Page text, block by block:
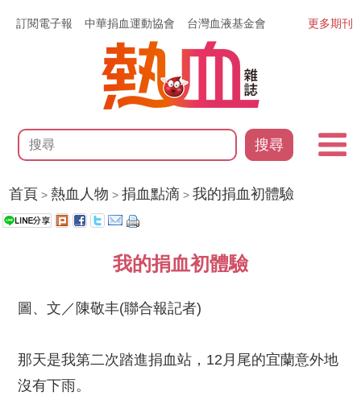
訂閱電子報 中華捐血運動協會 台灣血液基金會
搜尋
更多期刊
首頁 >熱血人物 >捐血點滴 >我的捐血初體驗
我的捐血初體驗
圖、文／陳敬丰(聯合報記者)
那天是我第二次踏進捐血站，12月尾的宜蘭意外地
沒有下雨。